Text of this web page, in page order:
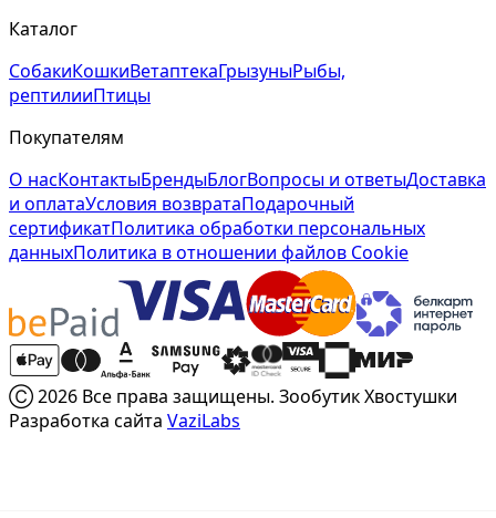
Каталог
СобакиКошкиВетаптекаГрызуныРыбы,
рептилииПтицы
Покупателям
О насКонтактыБрендыБлогВопросы и ответыДоставка
и оплатаУсловия возвратаПодарочный
сертификатПолитика обработки персональных
данныхПолитика в отношении файлов Cookie
Ⓒ 2026 Все права защищены. Зообутик Хвостушки
Разработка сайта VaziLabs